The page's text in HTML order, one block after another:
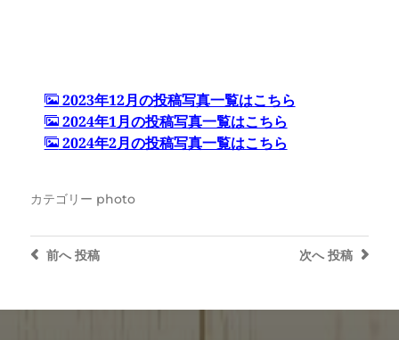
2023年12月の投稿写真一覧はこちら
2024年1月の投稿写真一覧はこちら
2024年2月の投稿写真一覧はこちら
カテゴリー photo
次へ 投稿
前へ投稿